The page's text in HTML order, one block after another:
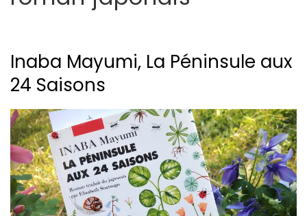
Inaba Mayumi, La Péninsule aux
24 Saisons